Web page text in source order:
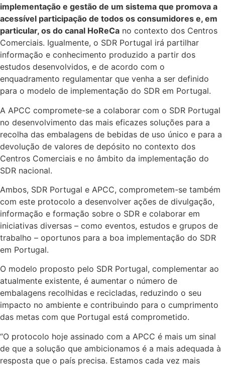
implementação e gestão de um sistema que promova a
acessível participação de todos os consumidores e, em
particular, os do canal HoReCa no contexto dos Centros
Comerciais. Igualmente, o SDR Portugal irá partilhar
informação e conhecimento produzido a partir dos
estudos desenvolvidos, e de acordo com o
enquadramento regulamentar que venha a ser definido
para o modelo de implementação do SDR em Portugal.
A APCC compromete-se a colaborar com o SDR Portugal
no desenvolvimento das mais eficazes soluções para a
recolha das embalagens de bebidas de uso único e para a
devolução de valores de depósito no contexto dos
Centros Comerciais e no âmbito da implementação do
SDR nacional.
Ambos, SDR Portugal e APCC, comprometem-se também
com este protocolo a desenvolver ações de divulgação,
informação e formação sobre o SDR e colaborar em
iniciativas diversas – como eventos, estudos e grupos de
trabalho – oportunos para a boa implementação do SDR
em Portugal.
O modelo proposto pelo SDR Portugal, complementar ao
atualmente existente, é aumentar o número de
embalagens recolhidas e recicladas, reduzindo o seu
impacto no ambiente e contribuindo para o cumprimento
das metas com que Portugal está comprometido.
“O protocolo hoje assinado com a APCC é mais um sinal
de que a solução que ambicionamos é a mais adequada à
resposta que o país precisa. Estamos cada vez mais